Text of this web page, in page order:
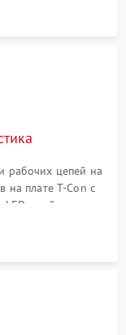
рабочих цепей на
на плате T-Con с
драйвера и